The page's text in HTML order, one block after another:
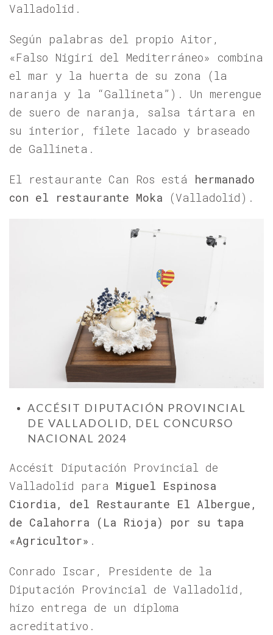
Valladolid.
Según palabras del propio Aitor,
«Falso Nigiri del Mediterráneo» combina
el mar y la huerta de su zona (la
naranja y la “Gallineta”). Un merengue
de suero de naranja, salsa tártara en
su interior, filete lacado y braseado
de Gallineta.
El restaurante Can Ros está hermanado
con el restaurante Moka (Valladolid).
ACCÉSIT DIPUTACIÓN PROVINCIAL
DE VALLADOLID, DEL CONCURSO
NACIONAL 2024
Accésit Diputación Provincial de
Valladolid para Miguel Espinosa
Ciordia, del Restaurante El Albergue,
de Calahorra (La Rioja) por su tapa
«Agricultor» .
Conrado Iscar, Presidente de la
Diputación Provincial de Valladolid,
hizo entrega de un diploma
acreditativo.